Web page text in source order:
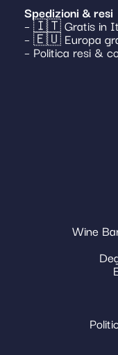
Spedizioni & resi
– 🇮🇹 Gratis in
– 🇪🇺 Europa
– Politica resi &
Wine